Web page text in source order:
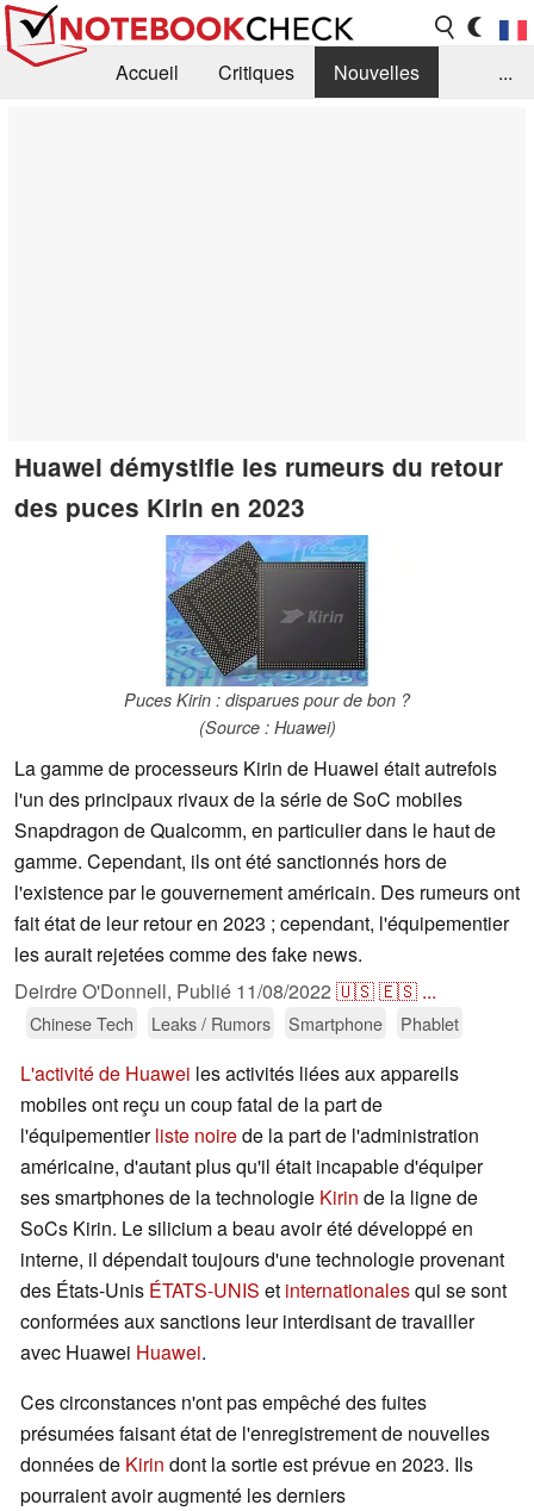
Accueil Critiques
Nouvelles
...
Huawei démystifie les rumeurs du retour
des puces Kirin en 2023
Puces Kirin : disparues pour de bon ?
(Source : Huawei)
La gamme de processeurs Kirin de Huawei était autrefois
l'un des principaux rivaux de la série de SoC mobiles
Snapdragon de Qualcomm, en particulier dans le haut de
gamme. Cependant, ils ont été sanctionnés hors de
l'existence par le gouvernement américain. Des rumeurs ont
fait état de leur retour en 2023 ; cependant, l'équipementier
les aurait rejetées comme des fake news.
Deirdre O'Donnell, Publié 11/08/2022 🇺🇸🇪🇸 ...
Chinese Tech Leaks / Rumors Smartphone Phablet
L'activité de Huawei les activités liées aux appareils
mobiles ont reçu un coup fatal de la part de
l'équipementierliste noirede la part de l'administration
américaine, d'autant plus qu'il était incapable d'équiper
ses smartphones de la technologie Kirin de la ligne de
SoCs Kirin. Le silicium a beau avoir été développé en
interne, il dépendait toujours d'une technologie provenant
des États-Unis ÉTATS-UNIS et internationalesqui se sont
conformées aux sanctions leur interdisant de travailler
avec Huawei Huawei.
Ces circonstances n'ont pas empêché des fuites
présumées faisant état de l'enregistrement de nouvelles
données de Kirin dont la sortie est prévue en 2023. Ils
pourraient avoir augmenté les derniers